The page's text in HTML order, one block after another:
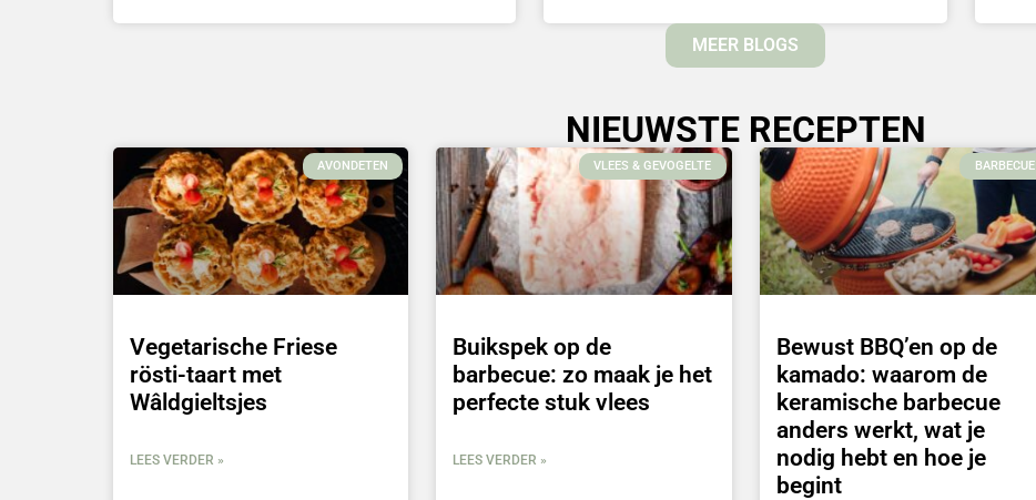
MEER BLOGS
NIEUWSTE RECEPTEN
AVONDETEN
Vegetarische Friese
rösti-taart met
Wâldgieltsjes
LEES VERDER »
VLEES & GEVOGELTE
Buikspek op de
barbecue: zo maak je het
perfecte stuk vlees
LEES VERDER »
BARBECUE
Bewust BBQ’en op de
kamado: waarom de
keramische barbecue
anders werkt, wat je
nodig hebt en hoe je
begint